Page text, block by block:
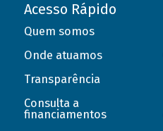
Acesso Rápido
Quem somos
Onde atuamos
Transparência
Consulta a
financiamentos